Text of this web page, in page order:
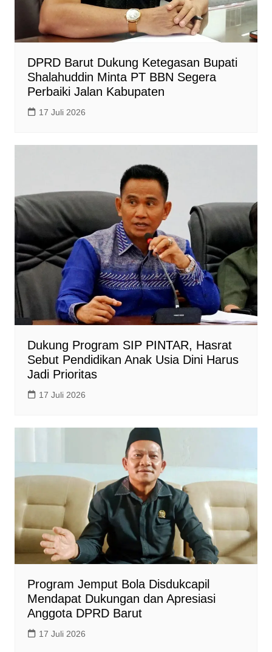
DPRD Barut Dukung Ketegasan Bupati
Shalahuddin Minta PT BBN Segera
Perbaiki Jalan Kabupaten
17 Juli 2026
Dukung Program SIP PINTAR, Hasrat
Sebut Pendidikan Anak Usia Dini Harus
Jadi Prioritas
17 Juli 2026
Program Jemput Bola Disdukcapil
Mendapat Dukungan dan Apresiasi
Anggota DPRD Barut
17 Juli 2026